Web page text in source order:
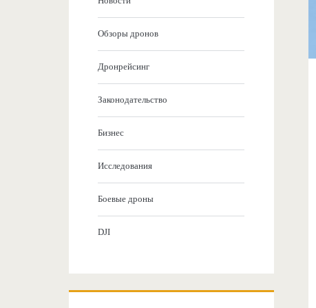
Обзоры дронов
Дронрейсинг
Законодательство
Бизнес
Исследования
Боевые дроны
DJI